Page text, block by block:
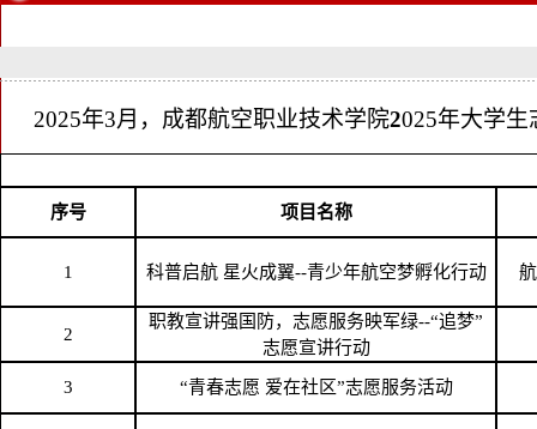
2025年3月，成都航空职业技术学院2025年大学生
序号 项目名称
1 科普启航 星火成翼--青少年航空梦孵化行动
2
职教宣讲强国防，志愿服务映军绿--“追梦”
志愿宣讲行动
3 “青春志愿 爱在社区”志愿服务活动